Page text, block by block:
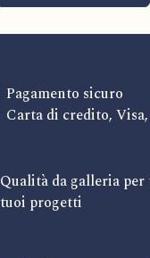
Pagamento sicuro
Carta di credito,
Qualità da galleria
tuoi progetti